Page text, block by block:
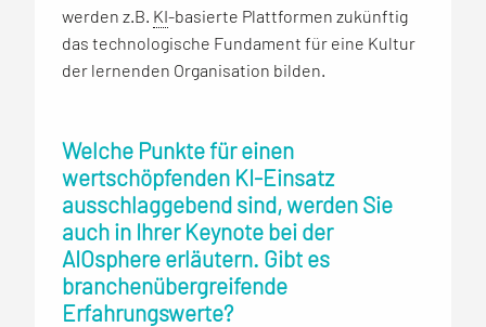
werden z.B. KI-basierte Plattformen zukünftig
das technologische Fundament für eine Kultur
der lernenden Organisation bilden.
Welche Punkte für einen
wertschöpfenden KI-Einsatz
ausschlaggebend sind, werden Sie
auch in Ihrer Keynote bei der
AIOsphere erläutern. Gibt es
branchenübergreifende
Erfahrungswerte?